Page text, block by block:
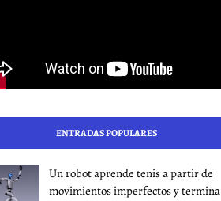
ENTRADAS POPULARES
Un robot aprende tenis a partir de
movimientos imperfectos y termina